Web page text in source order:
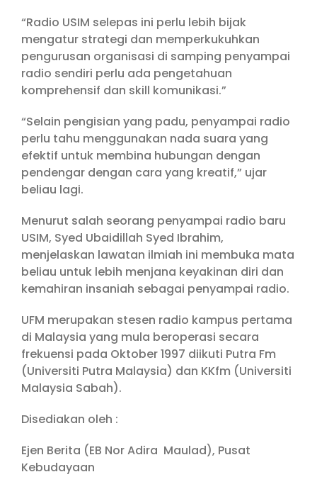
“Radio USIM selepas ini perlu lebih bijak
mengatur strategi dan memperkukuhkan
pengurusan organisasi di samping penyampai
radio sendiri perlu ada pengetahuan
komprehensif dan skill komunikasi.”
“Selain pengisian yang padu, penyampai radio
perlu tahu menggunakan nada suara yang
efektif untuk membina hubungan dengan
pendengar dengan cara yang kreatif,” ujar
beliau lagi.
Menurut salah seorang penyampai radio baru
USIM, Syed Ubaidillah Syed Ibrahim,
menjelaskan lawatan ilmiah ini membuka mata
beliau untuk lebih menjana keyakinan diri dan
kemahiran insaniah sebagai penyampai radio.
UFM merupakan stesen radio kampus pertama
di Malaysia yang mula beroperasi secara
frekuensi pada Oktober 1997 diikuti Putra Fm
(Universiti Putra Malaysia) dan KKfm (Universiti
Malaysia Sabah).
Disediakan oleh :
Ejen Berita (EB Nor Adira Maulad), Pusat
Kebudayaan